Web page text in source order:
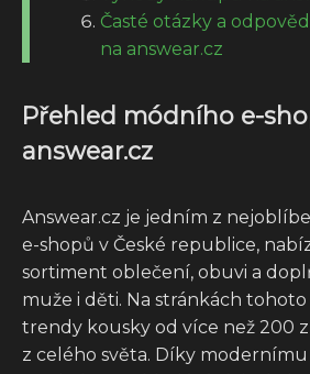
Časté otázky a
na answear.cz
Přehled módního e-
answear.cz
Answear.cz je jedním z
e-shopů v České republice,
sortiment oblečení, obuvi a
muže i děti. Na stránkách
trendy kousky od více než 200
z celého světa. Díky